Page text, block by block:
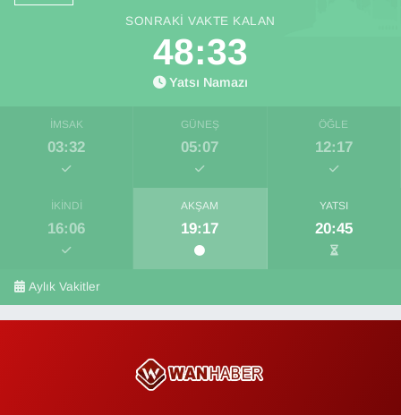
SONRAKI VAKTE KALAN
48:32
Yatsı Namazı
İMSAK
03:32
GÜNEŞ
05:07
ÖĞLE
12:17
İKINDI
16:06
AKŞAM
19:17
YATSI
20:45
Aylık Vakitler